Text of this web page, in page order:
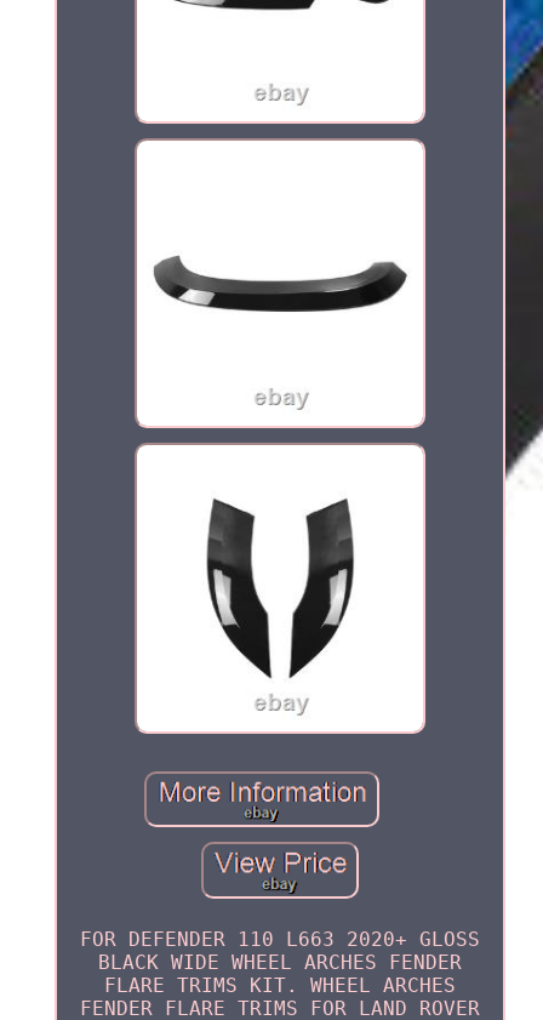
FOR DEFENDER 110 L663 2020+ GLOSS
BLACK WIDE WHEEL ARCHES FENDER
FLARE TRIMS KIT. WHEEL ARCHES
FENDER FLARE TRIMS FOR LAND ROVER